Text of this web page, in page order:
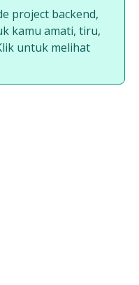
project backend,
kamu amati, tiru,
untuk melihat